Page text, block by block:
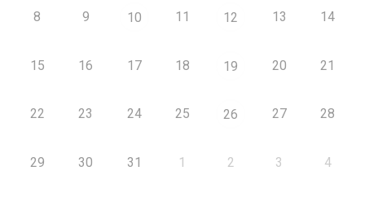
8 9 10 11 12 13 14
15 16 17 18 19 20 21
22 23 24 25 26 27 28
29 30 31 1 2 3 4